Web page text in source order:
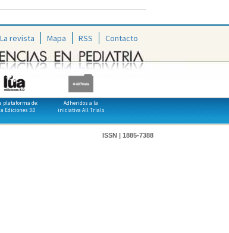
La revista Mapa RSS Contacto
plataforma de:
Ediciones 3.0
Adheridos a la
iniciativa All Trials
ISSN | 1885-7388